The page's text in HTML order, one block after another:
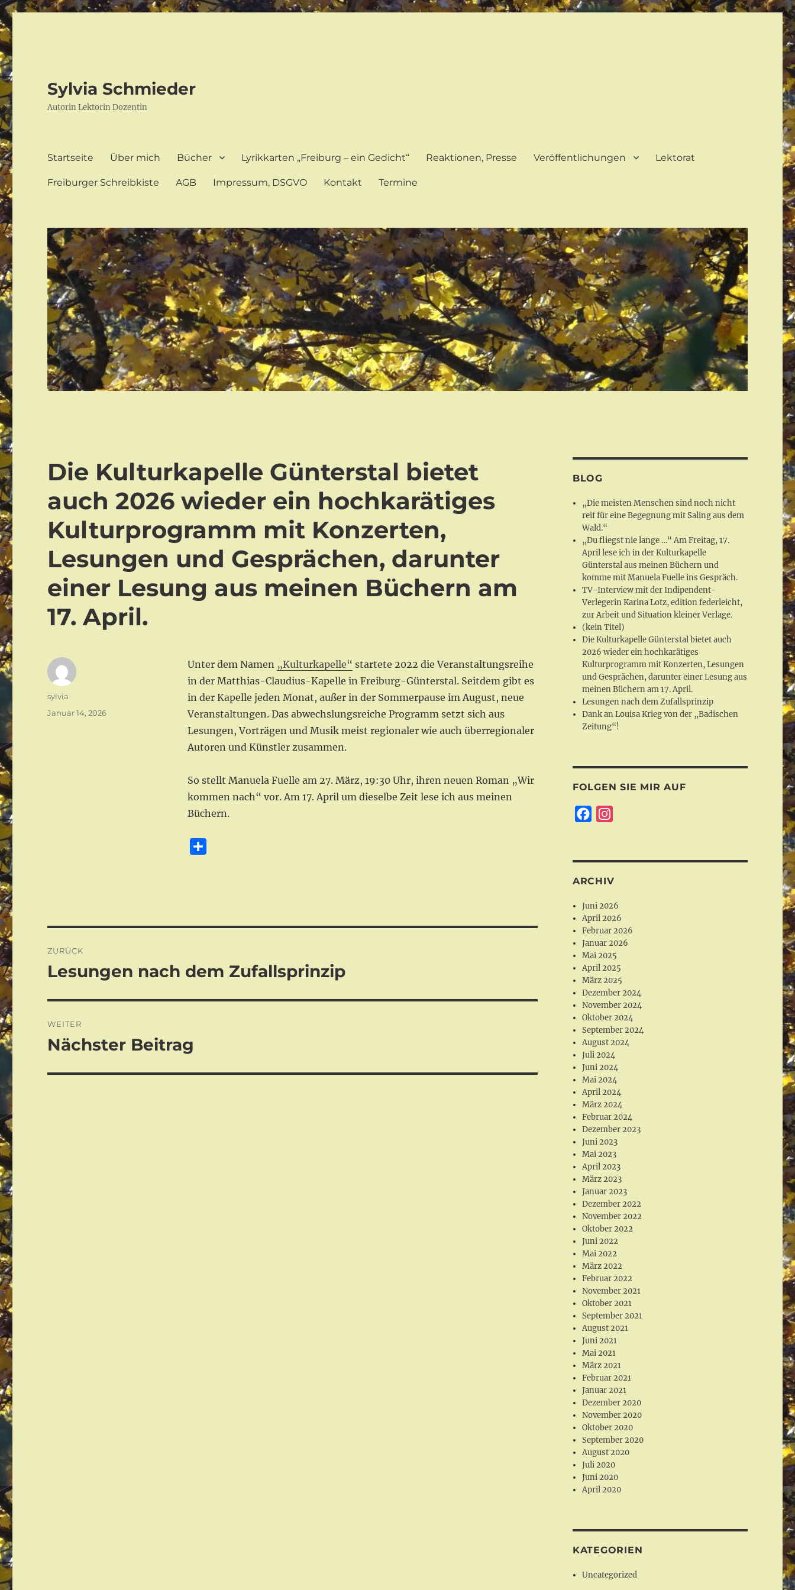
Sylvia Schmieder
Autorin Lektorin Dozentin
Startseite Über mich Bücher Lyrikkarten „Freiburg – ein Gedicht“ Reaktionen, Presse Veröffentlichungen Lektorat
Freiburger Schreibkiste AGB Impressum, DSGVO Kontakt Termine
Die Kulturkapelle Günterstal bietet
auch 2026 wieder ein hochkarätiges
Kulturprogramm mit Konzerten,
Lesungen und Gesprächen, darunter
einer Lesung aus meinen Büchern am
17. April.
Unter dem Namen „Kulturkapelle“ startete 2022 die Veranstaltungsreihe
in der Matthias-Claudius-Kapelle in Freiburg-Günterstal. Seitdem gibt es
in der Kapelle jeden Monat, außer in der Sommerpause im August, neue
Veranstaltungen. Das abwechslungsreiche Programm setzt sich aus
Lesungen, Vorträgen und Musik meist regionaler wie auch überregionaler
Autoren und Künstler zusammen.
So stellt Manuela Fuelle am 27. März, 19:30 Uhr, ihren neuen Roman „Wir
kommen nach“ vor. Am 17. April um dieselbe Zeit lese ich aus meinen
Büchern.
n
Autor
sylvia
Veröffentlicht
Januar 14, 2026
ZURÜCK
Vorheriger
Lesungen nach dem Zufallsprinzip
WEITER
Nächster
Nächster Beitrag
BLOG
„Die meisten Menschen sind noch nicht
reif für eine Begegnung mit Saling aus dem
Wald.“
„Du fliegst nie lange …“ Am Freitag, 17.
April lese ich in der Kulturkapelle
Günterstal aus meinen Büchern und
komme mit Manuela Fuelle ins Gespräch.
TV-Interview mit der Indipendent-
Verlegerin Karina Lotz, edition federleicht,
zur Arbeit und Situation kleiner Verlage.
(kein Titel)
Die Kulturkapelle Günterstal bietet auch
2026 wieder ein hochkarätiges
Kulturprogramm mit Konzerten, Lesungen
und Gesprächen, darunter einer Lesung aus
meinen Büchern am 17. April.
Lesungen nach dem Zufallsprinzip
Dank an Louisa Krieg von der „Badischen
Zeitung“!
FOLGEN SIE MIR AUF
e
b
o
k
t
a
r
a
m
ARCHIV
Juni 2026
April 2026
Februar 2026
Januar 2026
Mai 2025
April 2025
März 2025
Dezember 2024
November 2024
Oktober 2024
September 2024
August 2024
Juli 2024
Juni 2024
Mai 2024
April 2024
März 2024
Februar 2024
Dezember 2023
Juni 2023
Mai 2023
April 2023
März 2023
Januar 2023
Dezember 2022
November 2022
Oktober 2022
Juni 2022
Mai 2022
März 2022
Februar 2022
November 2021
Oktober 2021
September 2021
August 2021
Juni 2021
Mai 2021
März 2021
Februar 2021
Januar 2021
Dezember 2020
November 2020
Oktober 2020
September 2020
August 2020
Juli 2020
Juni 2020
April 2020
KATEGORIEN
Uncategorized